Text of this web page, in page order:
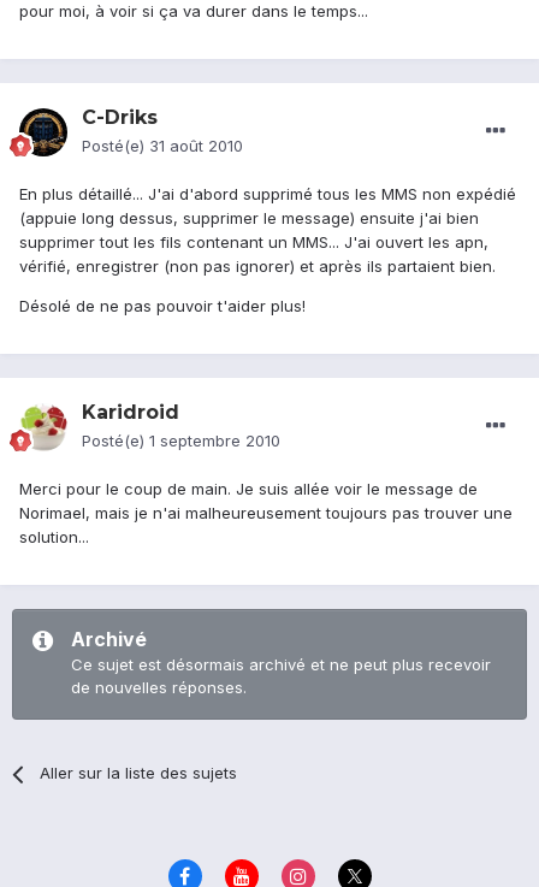
pour moi, à voir si ça va durer dans le temps...
C-Driks
Posté(e) 31 août 2010
En plus détaillé... J'ai d'abord supprimé tous les MMS non expédié
(appuie long dessus, supprimer le message) ensuite j'ai bien
supprimer tout les fils contenant un MMS... J'ai ouvert les apn,
vérifié, enregistrer (non pas ignorer) et après ils partaient bien.
Désolé de ne pas pouvoir t'aider plus!
Karidroid
Posté(e) 1 septembre 2010
Merci pour le coup de main. Je suis allée voir le message de
Norimael, mais je n'ai malheureusement toujours pas trouver une
solution...
Archivé
Ce sujet est désormais archivé et ne peut plus recevoir
de nouvelles réponses.
Aller sur la liste des sujets